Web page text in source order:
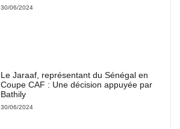
30/06/2024
Le Jaraaf, représentant du Sénégal en
Coupe CAF : Une décision appuyée par
Bathily
30/06/2024